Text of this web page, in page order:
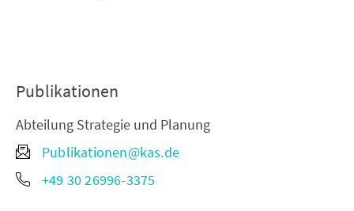
Publikationen
Abteilung Strategie und Planung
Publikationen@kas.de
+49 30 26996-3375